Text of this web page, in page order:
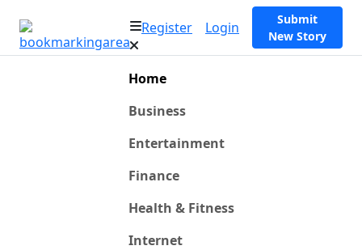
Register Login
Submit
New Story
Home
Business
Entertainment
Finance
Health & Fitness
Internet